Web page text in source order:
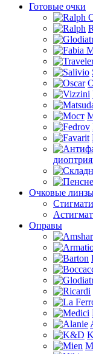
Готовые очки
Очковые
Оправы